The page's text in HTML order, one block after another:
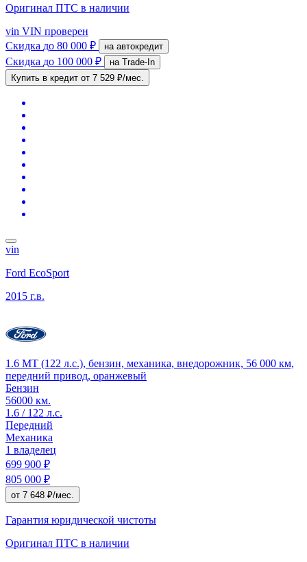
Оригинал ПТС в наличии
vin VIN проверен
Скидка до 80 000 ₽ на автокредит
Скидка до 100 000 ₽
на Trade-In
Купить в кредит от 7 529 ₽/мес.
vin
Ford EcoSport
2015 г.в.
1.6 MT (122 л.с.), бензин, механика, внедорожник, 56 000 км,
передний привод, оранжевый
Бензин
56000 км.
1.6 / 122 л.с.
Передний
Механика
1 владелец
699 900 ₽
805 000 ₽
от 7 648 ₽/мес.
Гарантия юридической чистоты
Оригинал ПТС в наличии